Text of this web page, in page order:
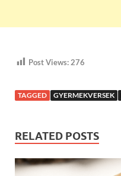
Post Views: 276
TAGGED GYERMEKVERSEK
RELATED POSTS